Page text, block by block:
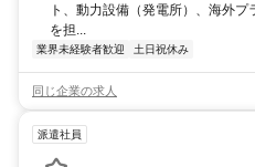
ト、動力設備（発電所）、海外
を担...
業界未経験者歓迎 土日祝休み
同じ企業の求人
派遣社員